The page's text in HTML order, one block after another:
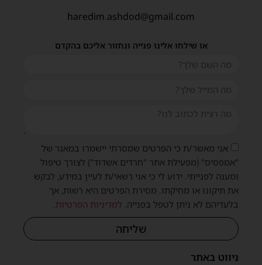
ניווט באתר
haredim.ashdod@gmail.com
או שילחו אלינו פנייה ונחזור אליכם בהקדם
אני מאשר/ת כי הפרטים שמסרתי יישמרו במאגר של
"אמפסיס" (מפעילת אתר "חרדים אשדוד") לצורך טיפול
ומענה לפנייתי. ידוע לי כי אני רשאי/ת לעיין במידע, לבקש
את תיקונו או מחיקתו. מסירת הפרטים היא רשות, אך
בלעדיהם לא ניתן לטפל בפנייה. למדיניות הפרטיות.
שליחה